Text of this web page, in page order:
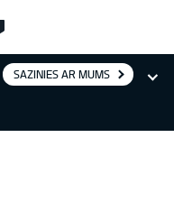
SAZINIES AR MUMS